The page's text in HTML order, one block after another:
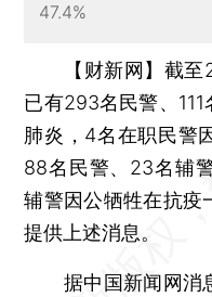
47.4%
【财新网】 截至
已有293名民警、
肺炎，4名在职民警
88名民警、23名辅
辅警因公牺牲在抗疫
提供上述消息。
据中国新闻网消